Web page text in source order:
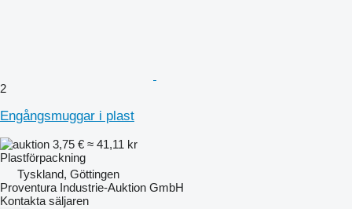
2
Engångsmuggar i plast
3,75 € ≈ 41,11 kr
Plastförpackning
Tyskland, Göttingen
Proventura Industrie-Auktion GmbH
Kontakta säljaren